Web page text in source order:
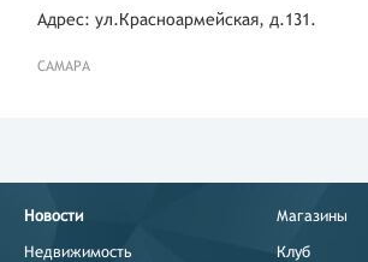
Адрес: ул.Красноармейская, д.131.
САМАРА
Новости
Недвижимость
Магазины
Клуб